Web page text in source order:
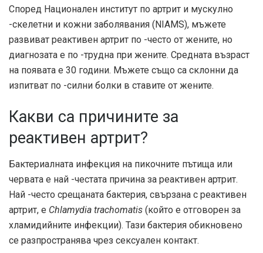
Според Национален институт по артрит и мускулно
-скелетни и кожни заболявания (NIAMS), мъжете
развиват реактивен артрит по -често от жените, но
диагнозата е по -трудна при жените. Средната възраст
на появата е 30 години. Мъжете също са склонни да
изпитват по -силни болки в ставите от жените.
Какви са причините за
реактивен артрит?
Бактериалната инфекция на пикочните пътища или
червата е най -честата причина за реактивен артрит.
Най -често срещаната бактерия, свързана с реактивен
артрит, е Chlamydia trachomatis (който е отговорен за
хламидийните инфекции). Тази бактерия обикновено
се разпространява чрез сексуален контакт.